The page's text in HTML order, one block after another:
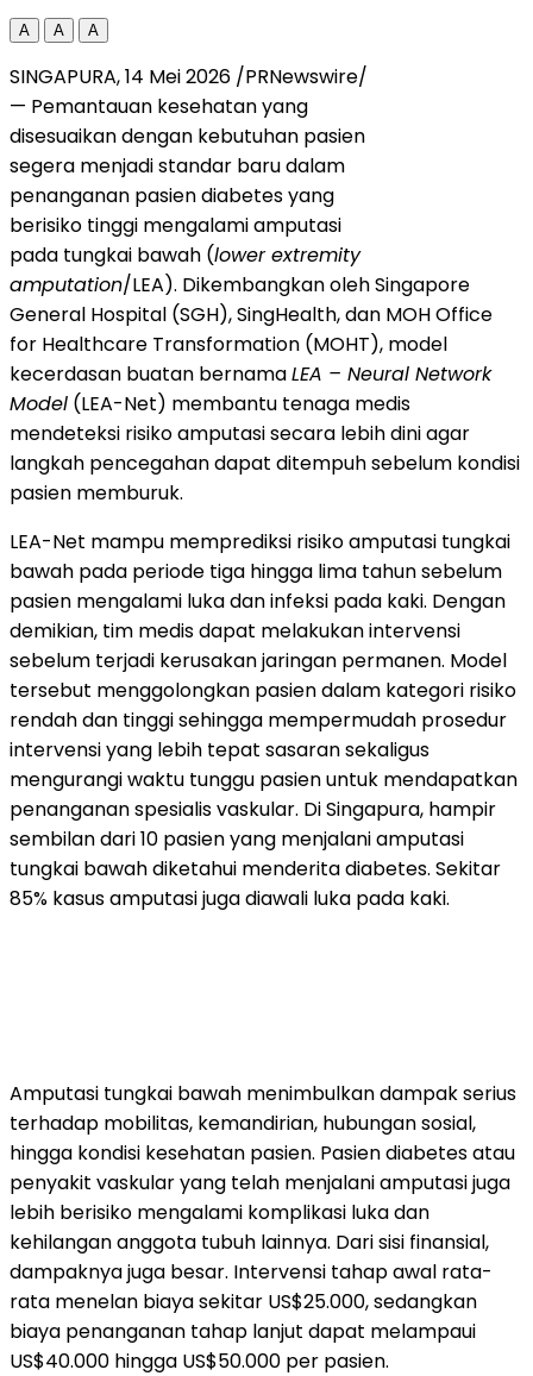
A A A
SINGAPURA, 14 Mei 2026 /PRNewswire/
— Pemantauan kesehatan yang
disesuaikan dengan kebutuhan pasien
segera menjadi standar baru dalam
penanganan pasien diabetes yang
berisiko tinggi mengalami amputasi
pada tungkai bawah (lower extremity
amputation/LEA). Dikembangkan oleh Singapore
General Hospital (SGH), SingHealth, dan MOH Office
for Healthcare Transformation (MOHT), model
kecerdasan buatan bernamaLEA – Neural Network
Model (LEA-Net) membantu tenaga medis
mendeteksi risiko amputasi secara lebih dini agar
langkah pencegahan dapat ditempuh sebelum kondisi
pasien memburuk.
LEA-Net mampu memprediksi risiko amputasi tungkai
bawah pada periode tiga hingga lima tahun sebelum
pasien mengalami luka dan infeksi pada kaki. Dengan
demikian, tim medis dapat melakukan intervensi
sebelum terjadi kerusakan jaringan permanen. Model
tersebut menggolongkan pasien dalam kategori risiko
rendah dan tinggi sehingga mempermudah prosedur
intervensi yang lebih tepat sasaran sekaligus
mengurangi waktu tunggu pasien untuk mendapatkan
penanganan spesialis vaskular. Di Singapura, hampir
sembilan dari 10 pasien yang menjalani amputasi
tungkai bawah diketahui menderita diabetes. Sekitar
85% kasus amputasi juga diawali luka pada kaki.
Amputasi tungkai bawah menimbulkan dampak serius
terhadap mobilitas, kemandirian, hubungan sosial,
hingga kondisi kesehatan pasien. Pasien diabetes atau
penyakit vaskular yang telah menjalani amputasi juga
lebih berisiko mengalami komplikasi luka dan
kehilangan anggota tubuh lainnya. Dari sisi finansial,
dampaknya juga besar. Intervensi tahap awal rata-
rata menelan biaya sekitar US$25.000, sedangkan
biaya penanganan tahap lanjut dapat melampaui
US$40.000 hingga US$50.000 per pasien.